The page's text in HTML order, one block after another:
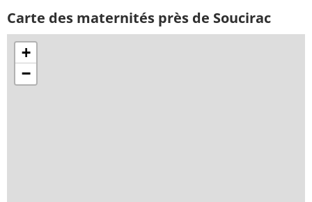
Carte des maternités près de Soucirac
+
−